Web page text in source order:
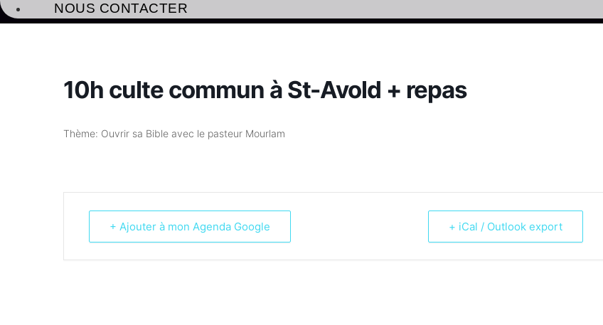
NOUS CONTACTER
10h culte commun à St-Avold + repas
Thème: Ouvrir sa Bible avec le pasteur Mourlam
+ Ajouter à mon Agenda Google + iCal / Outlook export